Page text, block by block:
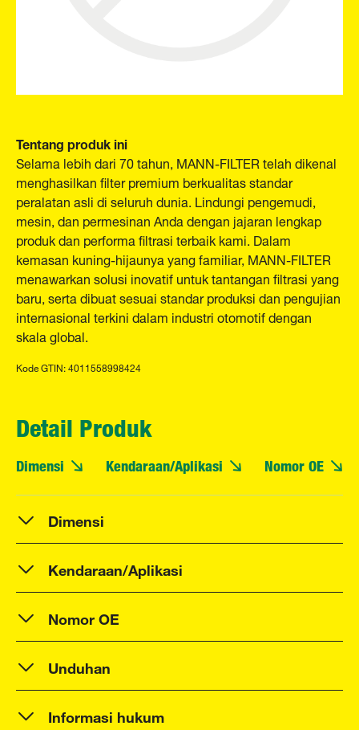
Tentang produk ini
Selama lebih dari 70 tahun, MANN-FILTER telah dikenal
menghasilkan filter premium berkualitas standar
peralatan asli di seluruh dunia. Lindungi pengemudi,
mesin, dan permesinan Anda dengan jajaran lengkap
produk dan performa filtrasi terbaik kami. Dalam
kemasan kuning-hijaunya yang familiar, MANN-FILTER
menawarkan solusi inovatif untuk tantangan filtrasi yang
baru, serta dibuat sesuai standar produksi dan pengujian
internasional terkini dalam industri otomotif dengan
skala global.
Kode GTIN: 4011558998424
Detail Produk
Dimensi Kendaraan/Aplikasi Nomor OE
Dimensi
Kendaraan/Aplikasi
Nomor OE
Unduhan
Informasi hukum